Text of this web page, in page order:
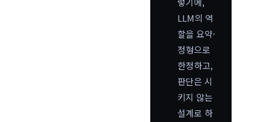
LLM의 역
할을 요약·
정형으로
한정하고,
판단은 시
키지 않는
설계로 하